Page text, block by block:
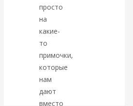
кризис в
банковской
сфере России
уже начался
просто
на
какие-
то
примочки,
которые
нам
дают
вместо